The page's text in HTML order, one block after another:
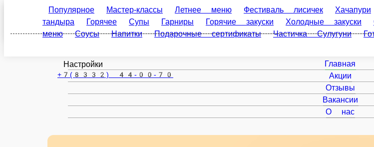
Киров
Настройки
+7(8332) 44-00-70
Главная
Акции
Отзывы
Вакансии
О нас
Популярное Мастер-классы Летнее меню Фестиваль лисичек Хачапури
тандыра
Горячее Супы Гарниры Горячие закуски Холодные закуски
меню
Соусы Напитки Подарочные сертификаты Частичка Сулугуни